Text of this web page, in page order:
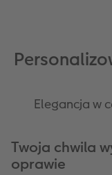
Elegancja w
Twoja chwila
oprawie